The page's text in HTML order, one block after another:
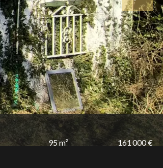
95 m² 161 000 €